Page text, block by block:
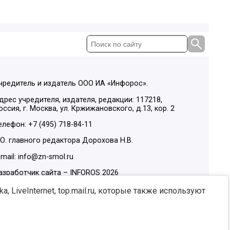
и издатель ООО ИА «Инфорос».
учредителя, издателя, редакции: 117218,
г. Москва, ул. Кржижановского, д.13, кор. 2
+7 (495) 718-84-11
главного редактора Дорохова Н.В.
info@zn-smol.ru
сайта –
INFOROS 2026
в социальных сетях:
LiveInternet, top.mail.ru, которые также используют